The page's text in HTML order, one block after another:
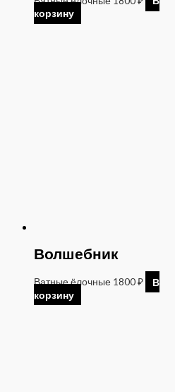
корзину
Волшебник
Ватные ёлочные 1800₽
В
корзину